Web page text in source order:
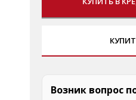
Возник вопрос